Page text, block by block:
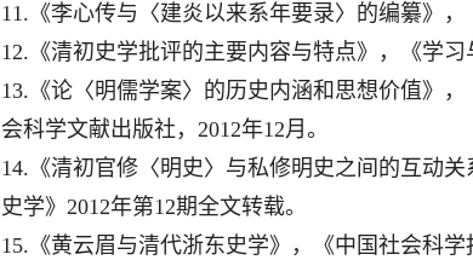
11.《李心传与〈建炎以来系年要录〉的编纂》，
12.《清初史学批评的主要内容与特点》，《学习
13.《论〈明儒学案〉的历史内涵和思想价值》
会科学文献出版社，2012年12月。
14.《清初官修〈明史〉与私修明史之间的互动
史学》2012年第12期全文转载。
15.《黄云眉与清代浙东史学》，《中国社会科学